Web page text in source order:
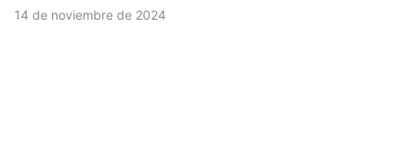
14 de noviembre de 2024